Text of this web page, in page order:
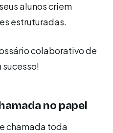
alunos criem
estruturadas.
colaborativo de
sucesso!
no papel
chamada toda